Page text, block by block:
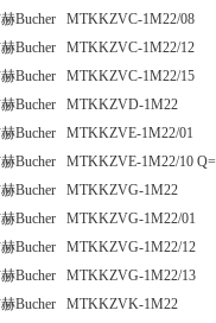
Bucher MTKKZVC-1M22/08
Bucher MTKKZVC-1M22/12
Bucher MTKKZVC-1M22/15
Bucher MTKKZVD-1M22
Bucher MTKKZVE-1M22/01
Bucher MTKKZVE-1M22/10 Q=
Bucher MTKKZVG-1M22
Bucher MTKKZVG-1M22/01
Bucher MTKKZVG-1M22/12
Bucher MTKKZVG-1M22/13
Bucher MTKKZVK-1M22